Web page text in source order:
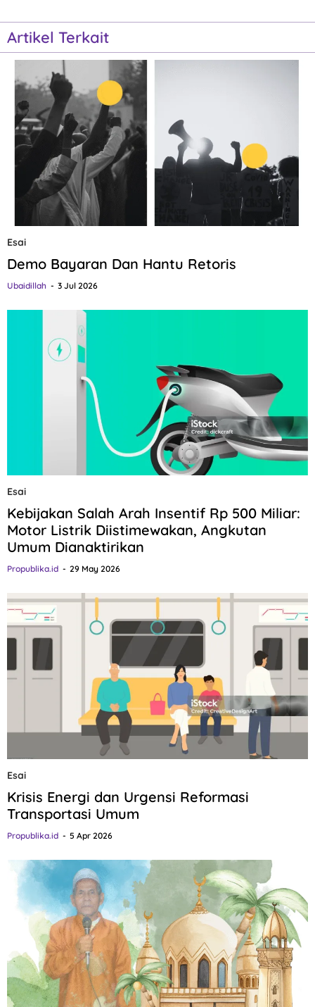
Artikel Terkait
Esai
Demo Bayaran Dan Hantu Retoris
Ubaidillah 3 Jul 2026
Esai
Kebijakan Salah Arah Insentif Rp 500 Miliar:
Motor Listrik Diistimewakan, Angkutan
Umum Dianaktirikan
Propublika.id 29 May 2026
Esai
Krisis Energi dan Urgensi Reformasi
Transportasi Umum
Propublika.id 5 Apr 2026